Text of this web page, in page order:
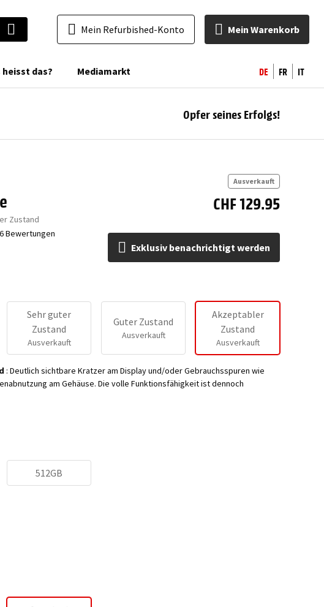
Mein Refurbished-Konto Mein Warenkorb
das? Mediamarkt DE FR IT
Opfer seines Erfolgs!
Zustand
6Bewertungen
Ausverkauft
CHF 129.95
Exklusiv benachrichtigt werden
Sehr guter
Zustand
Ausverkauft
Guter Zustand
Ausverkauft
Akzeptabler
Zustand
Ausverkauft
: Deutlich sichtbare Kratzer am Display und/oder Gebrauchsspuren wie
am Gehäuse. Die volle Funktionsfähigkeit ist dennoch
512GB